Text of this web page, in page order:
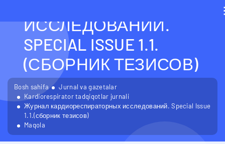
ИССЛЕДОВАНИЙ.
SPECIAL ISSUE 1.1.
(СБОРНИК ТЕЗИСОВ)
Bosh sahifa
Jurnal va gazetalar
Kardiorespirator tadqiqotlar jurnali
Журнал кардиореспираторных исследований. Special Issue
1.1.(сборник тезисов)
Maqola